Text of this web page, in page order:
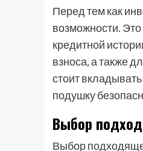
Перед тем как
возможности.
кредитной
взноса, а также
стоит
подушку
Выбор
Выбор